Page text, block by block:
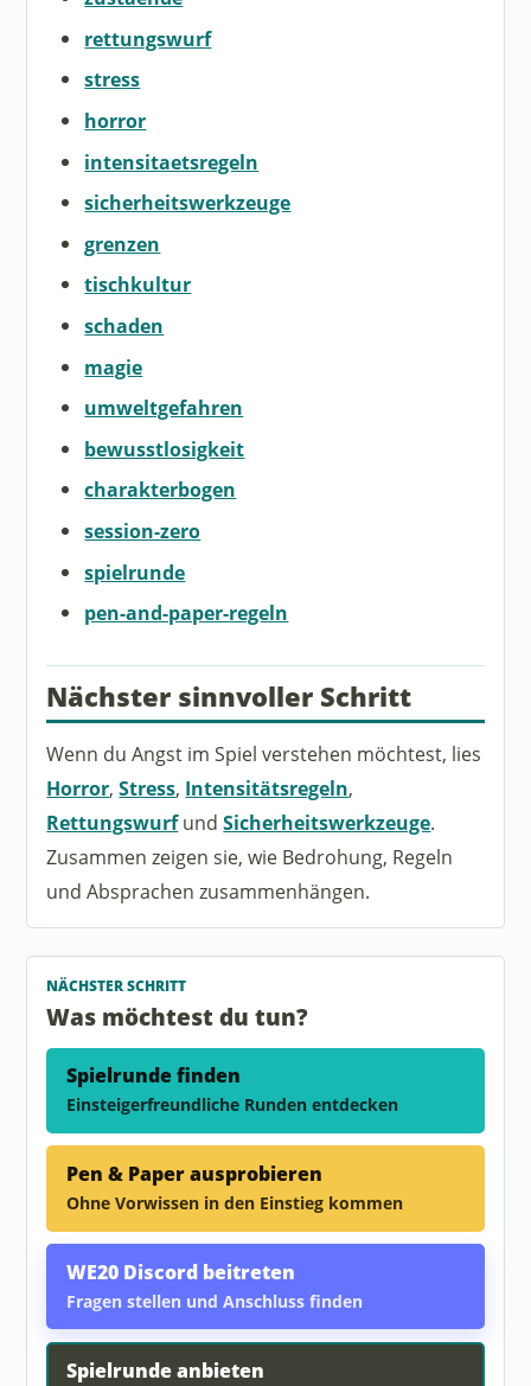
rettungswurf
stress
horror
intensitaetsregeln
sicherheitswerkzeuge
grenzen
tischkultur
schaden
magie
umweltgefahren
bewusstlosigkeit
charakterbogen
session-zero
spielrunde
pen-and-paper-regeln
Nächster sinnvoller Schritt
Wenn du Angst im Spiel verstehen möchtest, lies
Horror,Stress, Intensitätsregeln,
RettungswurfundSicherheitswerkzeuge.
Zusammen zeigen sie, wie Bedrohung, Regeln
und Absprachen zusammenhängen.
NÄCHSTER SCHRITT
Was möchtest du tun?
Spielrunde finden
Einsteigerfreundliche Runden entdecken
Pen & Paper ausprobieren
Ohne Vorwissen in den Einstieg kommen
WE20 Discord beitreten
Fragen stellen und Anschluss finden
Spielrunde anbieten